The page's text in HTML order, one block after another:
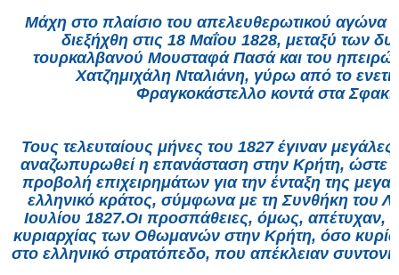
Μάχη στο πλαίσιο του απελευθερωτικού αγώνα
διεξήχθη στις 18 Μαΐου 1828, μεταξύ των
τουρκαλβανού Μουσταφά Πασά και του
Χατζημιχάλη Νταλιάνη, γύρω από το
Φραγκοκάστελλο κοντά στα
Τους τελευταίους μήνες του 1827 έγιναν
αναζωπυρωθεί η επανάσταση στην Κρήτη, ώστε
προβολή επιχειρημάτων για την ένταξη της
ελληνικό κράτος, σύμφωνα με τη Συνθήκη του
Ιουλίου 1827.Οι προσπάθειες, όμως, απέτυχαν,
κυριαρχίας των Οθωμανών στην Κρήτη, όσο
στο ελληνικό στρατόπεδο, που απέκλειαν